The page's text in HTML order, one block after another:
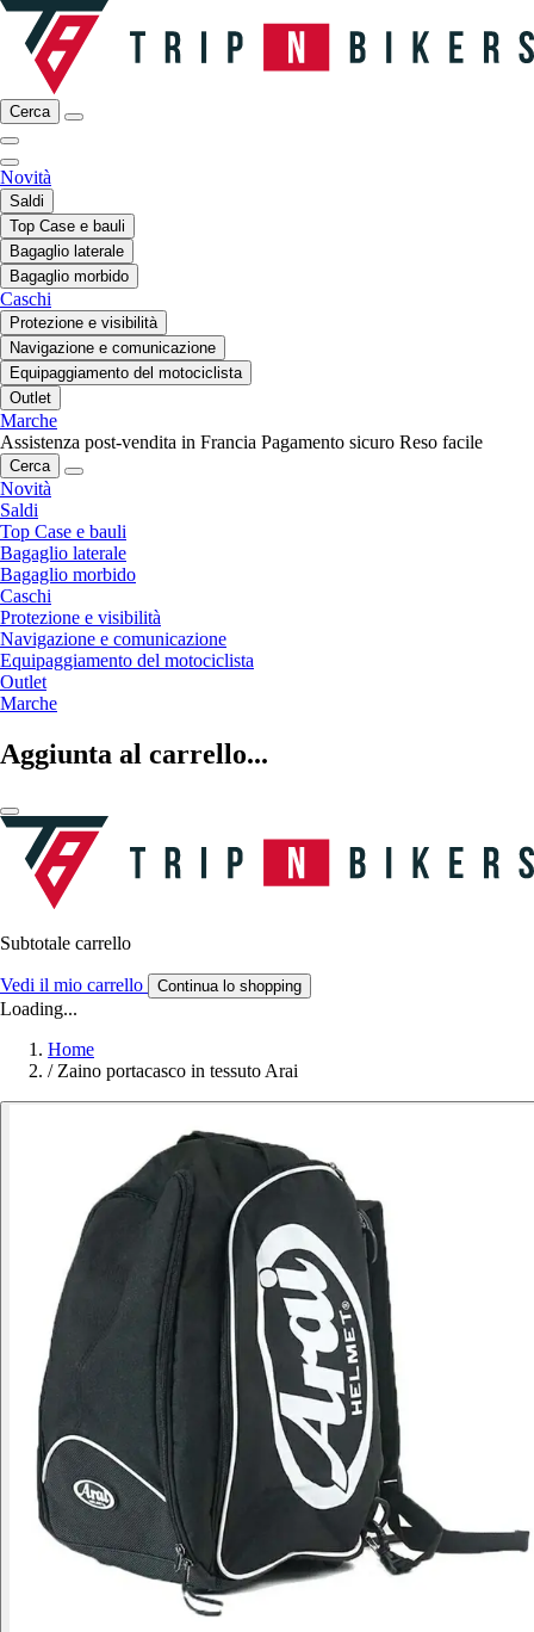
Cerca
Novità
Saldi
Top Case e bauli
Bagaglio laterale
Bagaglio morbido
Caschi
Protezione e visibilità
Navigazione e comunicazione
Equipaggiamento del motociclista
Outlet
Marche
Assistenza post-vendita in Francia Pagamento sicuro Reso facile
Cerca
Novità
Saldi
Top Case e bauli
Bagaglio laterale
Bagaglio morbido
Caschi
Protezione e visibilità
Navigazione e comunicazione
Equipaggiamento del motociclista
Outlet
Marche
Aggiunta al carrello...
Subtotale carrello
Vedi il mio carrello Continua lo shopping
Loading...
Home
/ Zaino portacasco in tessuto Arai